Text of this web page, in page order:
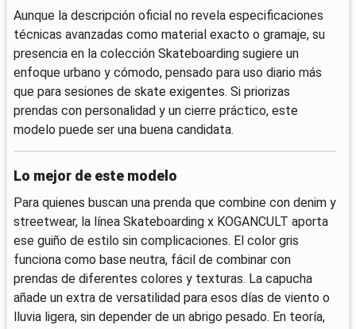
Aunque la descripción oficial no revela especificaciones
técnicas avanzadas como material exacto o gramaje, su
presencia en la colección Skateboarding sugiere un
enfoque urbano y cómodo, pensado para uso diario más
que para sesiones de skate exigentes. Si priorizas
prendas con personalidad y un cierre práctico, este
modelo puede ser una buena candidata.
Lo mejor de este modelo
Para quienes buscan una prenda que combine con denim y
streetwear, la línea Skateboarding x KOGANCULT aporta
ese guiño de estilo sin complicaciones. El color gris
funciona como base neutra, fácil de combinar con
prendas de diferentes colores y texturas. La capucha
añade un extra de versatilidad para esos días de viento o
lluvia ligera, sin depender de un abrigo pesado. En teoría,